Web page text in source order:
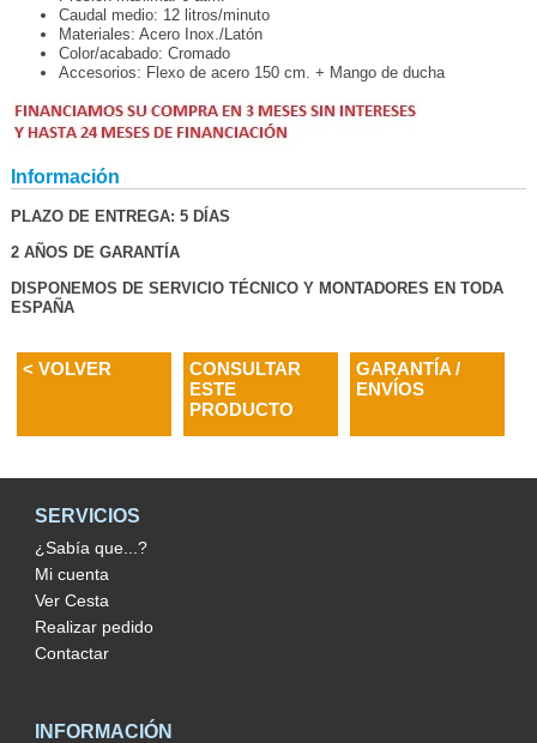
Caudal medio: 12 litros/minuto
Materiales: Acero Inox./Latón
Color/acabado: Cromado
Accesorios: Flexo de acero 150 cm. + Mango de ducha
Información
PLAZO DE ENTREGA: 5 DÍAS
2 AÑOS DE GARANTÍA
DISPONEMOS DE SERVICIO TÉCNICO Y MONTADORES EN TODA
ESPAÑA
< VOLVER
CONSULTAR
ESTE
PRODUCTO
GARANTÍA /
ENVÍOS
SERVICIOS
¿Sabía que...?
Mi cuenta
Ver Cesta
Realizar pedido
Contactar
INFORMACIÓN